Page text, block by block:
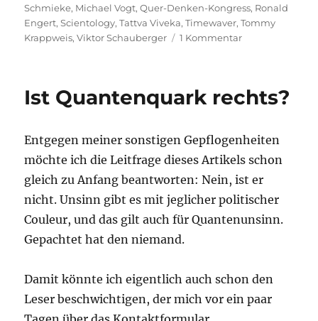
Schmieke, Michael Vogt,Quer-Denken-Kongress, Ronald
Engert,Scientology,Tattva Viveka,Timewaver,Tommy
Krappweis,Viktor Schauberger 1 Kommentarzu
den
–
tief
der
Esoterikszene
Ist Quantenquark rechts?
Entgegen meiner sonstigen Gepflogenheiten
möchte ich die Leitfrage dieses Artikels schon
gleich zu Anfang beantworten: Nein, ist er
nicht. Unsinn gibt es mit jeglicher politischer
Couleur, und das gilt auch für Quantenunsinn.
Gepachtet hat den niemand.
Damit könnte ich eigentlich auch schon den
Leser beschwichtigen, der mich vor ein paar